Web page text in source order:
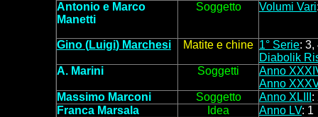
Antonio e Marco
Manetti
Soggetto Volumi Vari
Gino (Luigi) Marchesi Matite e chine 1° Serie:
Diabolik
A. Marini Soggetti
Anno
Anno
Massimo Marconi
Soggetto Anno XLIII :
Franca Marsala
Idea Anno LV: 1